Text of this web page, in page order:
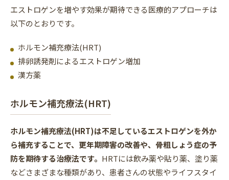
エストロゲンを増やす効果が期待できる医療的アプローチは
以下のとおりです。
ホルモン補充療法(HRT)
排卵誘発剤によるエストロゲン増加
漢方薬
ホルモン補充療法(HRT)
ホルモン補充療法(HRT)は不足しているエストロゲンを外か
ら補充することで、更年期障害の改善や、骨粗しょう症の予
防を期待する治療法です。 HRTには飲み薬や貼り薬、塗り薬
などさまざまな種類があり、患者さんの状態やライフスタイ